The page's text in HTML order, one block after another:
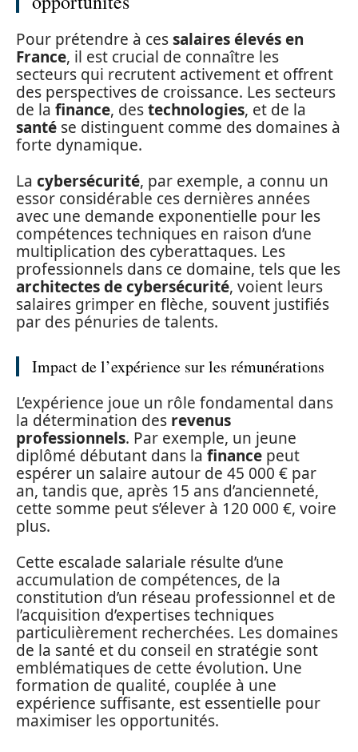
Pour prétendre à cessalaires élevés en
France, il est crucial de connaître les
secteurs qui recrutent activement et offrent
des perspectives de croissance. Les secteurs
de la finance, destechnologies, et de la
santé se distinguent comme des domaines à
forte dynamique.
La cybersécurité, par exemple, a connu un
essor considérable ces dernières années
avec une demande exponentielle pour les
compétences techniques en raison d’une
multiplication des cyberattaques. Les
professionnels dans ce domaine, tels que les
architectes de cybersécurité, voient leurs
salaires grimper en flèche, souvent justifiés
par des pénuries de talents.
Impact de l’expérience sur les rémunérations
L’expérience joue un rôle fondamental dans
la détermination des revenus
professionnels. Par exemple, un jeune
diplômé débutant dans la finance peut
espérer un salaire autour de 45 000 € par
an, tandis que, après 15 ans d’ancienneté,
cette somme peut s’élever à 120 000 €, voire
plus.
Cette escalade salariale résulte d’une
accumulation de compétences, de la
constitution d’un réseau professionnel et de
l’acquisition d’expertises techniques
particulièrement recherchées. Les domaines
de la santé et du conseil en stratégie sont
emblématiques de cette évolution. Une
formation de qualité, couplée à une
expérience suffisante, est essentielle pour
maximiser les opportunités.